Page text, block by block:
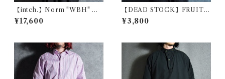
【intch.】Norm "WBH" Me
rino Wool Raglan Sleeve T-
shirts Brown インチ "ノルム
Tシャツ ブラウン
¥17,600
【DEAD STOCK】FRUIT
OF THE LOOM Euro Mod
el T Shirt Black フルーツオ
¥3,800